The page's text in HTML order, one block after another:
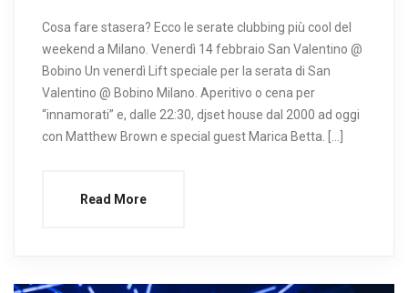
Cosa fare stasera? Ecco le serate clubbing più cool del
weekend a Milano. Venerdì 14 febbraio San Valentino @
Bobino Un venerdì Lift speciale per la serata di San
Valentino @ Bobino Milano. Aperitivo o cena per
“innamorati” e, dalle 22:30, djset house dal 2000 ad oggi
con Matthew Brown e special guest Marica Betta. […]
Read More